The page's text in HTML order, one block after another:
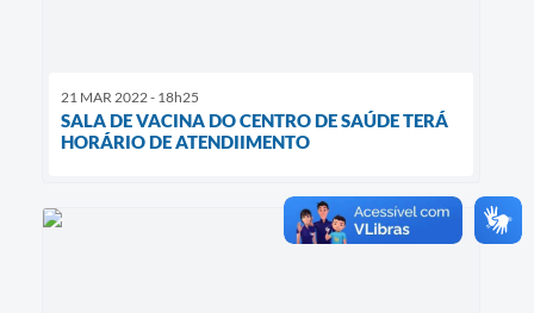
21 MAR 2022 - 18h25
SALA DE VACINA DO CENTRO DE SAÚDE TERÁ
HORÁRIO DE ATENDIIMENTO